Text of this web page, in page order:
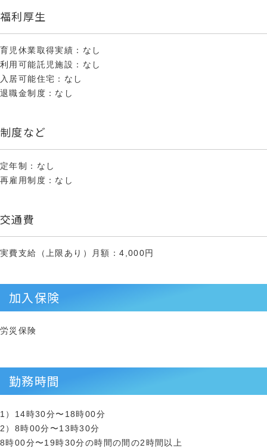
福利厚生
育児休業取得実績：なし
利用可能託児施設：なし
入居可能住宅：なし
退職金制度：なし
制度など
定年制：なし
再雇用制度：なし
交通費
実費支給（上限あり）月額：4,000円
加入保険
労災保険
勤務時間
1）14時30分〜18時00分
2）8時00分〜13時30分
8時00分〜19時30分の時間の間の2時間以上